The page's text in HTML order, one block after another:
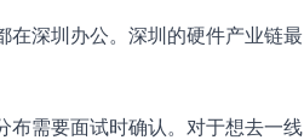
在深圳办公。深圳的硬件产业链最
布需要面试时确认。对于想去一线